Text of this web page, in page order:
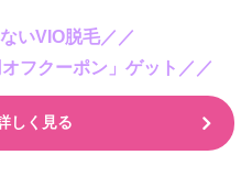
いVIO脱毛／／
フクーポン」ゲット／／
しく見る